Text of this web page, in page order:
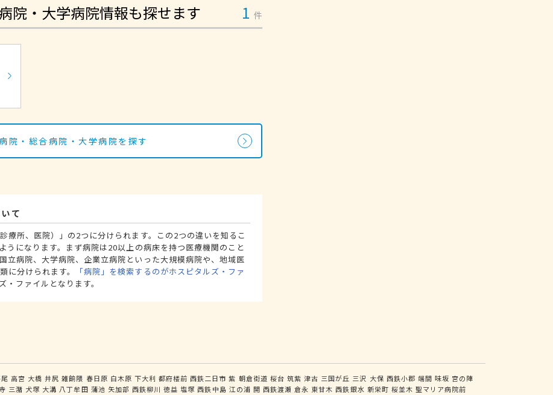
院・大学病院情報も探せます 1 件
院・総合病院・大学病院を探す
て
療所、医院）」の2つに分けられます。この2つの違いを知るこ
うになります。まず病院は20以上の病床を持つ医療機関のこと
立病院、大学病院、企業立病院といった大規模病院や、地域医
に分けられます。
「病院」を検索するのがホスピタルズ・ファ
ファイルとなります。
高宮 大橋 井尻 雑餉隈 春日原 白木原 下大利 都府楼前 西鉄二日市 紫 朝倉街道 桜台 筑紫 津古 三国が丘 三沢 大保 西鉄小郡 端間 味坂 宮の陣
三潴 犬塚 大溝 八丁牟田 蒲池 矢加部 西鉄柳川 徳益 塩塚 西鉄中島 江の浦 開 西鉄渡瀬 倉永 東甘木 西鉄銀水 新栄町 桜並木 聖マリア病院前